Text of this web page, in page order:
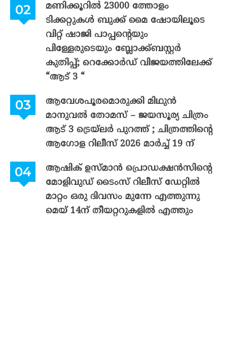
മണിക്കൂറിൽ 23000 ത്തോളം
ടിക്കറ്റുകൾ ബുക്ക് മൈ ഷോയിലൂടെ
വിറ്റ് ഷാജി പാപ്പന്റെയും
പിള്ളേരുടെയും ബ്ലോക്ക്ബസ്റ്റർ
കുതിപ്പ്; റെക്കോർഡ് വിജയത്തിലേക്ക്
“ആട് 3 “
ആവേശപൂരമൊരുക്കി മിഥുൻ
മാനുവൽ തോമസ് – ജയസൂര്യ ചിത്രം
ആട് 3 ട്രെയ്‌ലർ പുറത്ത് ; ചിത്രത്തിന്റെ
ആഗോള റിലീസ് 2026 മാർച്ച് 19 ന്
ആഷിക് ഉസ്മാൻ പ്രൊഡക്ഷൻസിന്റെ
മോളിവുഡ് ടൈംസ് റിലീസ് ഡേറ്റിൽ
മാറ്റം ഒരു ദിവസം മുന്നേ എത്തുന്നു
മെയ് 14ന് തീയറ്ററുകളിൽ എത്തും